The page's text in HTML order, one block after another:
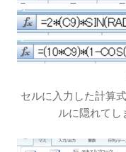
セルに入力した計算
ルに隠れてし